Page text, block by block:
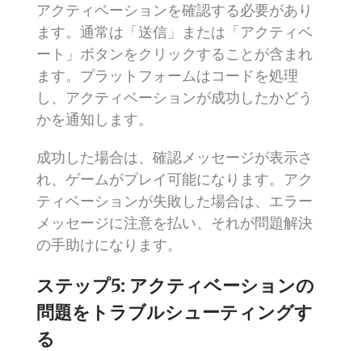
アクティベーションを確認する必要があり
ます。通常は「送信」または「アクティベ
ート」ボタンをクリックすることが含まれ
ます。プラットフォームはコードを処理
し、アクティベーションが成功したかどう
かを通知します。
成功した場合は、確認メッセージが表示さ
れ、ゲームがプレイ可能になります。アク
ティベーションが失敗した場合は、エラー
メッセージに注意を払い、それが問題解決
の手助けになります。
ステップ5: アクティベーションの
問題をトラブルシューティングす
る